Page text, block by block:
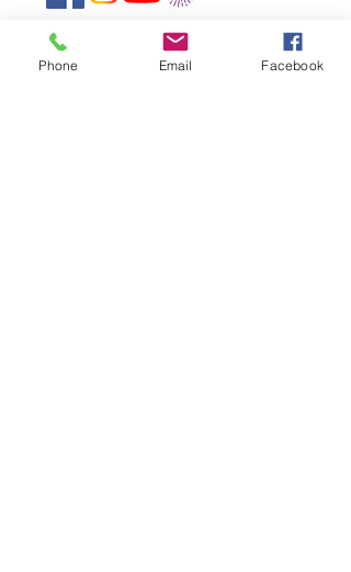
Newsletter
Phone Email Facebook